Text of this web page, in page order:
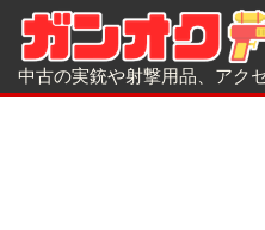
中古の実銃や射撃用品、アク